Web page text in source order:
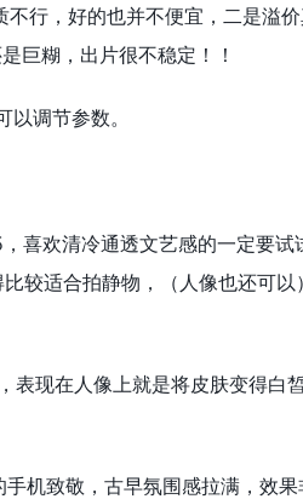
行，好的也并不便宜，二是溢
巨糊，出片很不稳定！！
调节参数。
喜欢清冷通透文艺感的一定要
较适合拍静物，（人像也还可
现在人像上就是将皮肤变得白
机致敬，古早氛围感拉满，效果